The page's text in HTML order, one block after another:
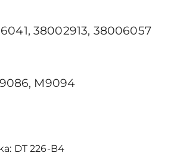
38002913, 38006057
M9094
DT 226-B4